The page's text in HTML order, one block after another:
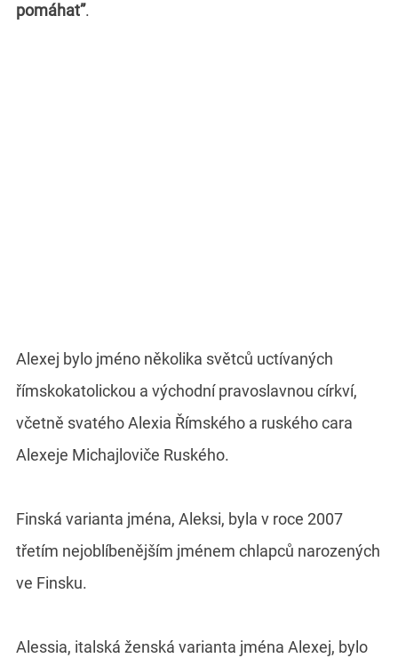
pomáhat”.
Alexej bylo jméno několika světců uctívaných
římskokatolickou a východní pravoslavnou církví,
včetně svatého Alexia Římského a ruského cara
Alexeje Michajloviče Ruského.
Finská varianta jména, Aleksi, byla v roce 2007
třetím nejoblíbenějším jménem chlapců narozených
ve Finsku.
Alessia, italská ženská varianta jména Alexej, bylo